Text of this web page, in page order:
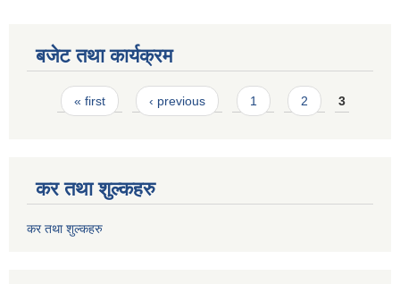
बजेट तथा कार्यक्रम
Pages
« first ‹ previous 1 2 3
कर तथा शुल्कहरु
कर तथा शुल्कहरु